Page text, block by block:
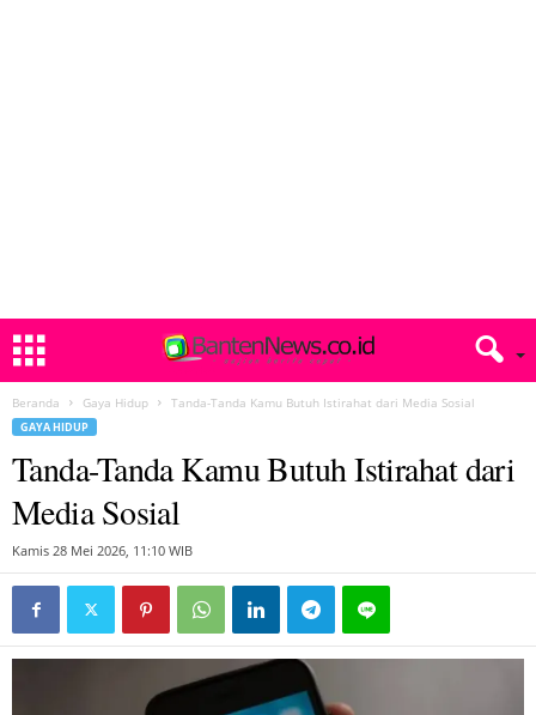
Beranda Gaya Hidup Tanda-Tanda Kamu Butuh Istirahat dari Media Sosial
GAYA HIDUP
Tanda-Tanda Kamu Butuh Istirahat dari
Media Sosial
Kamis 28 Mei 2026, 11:10 WIB